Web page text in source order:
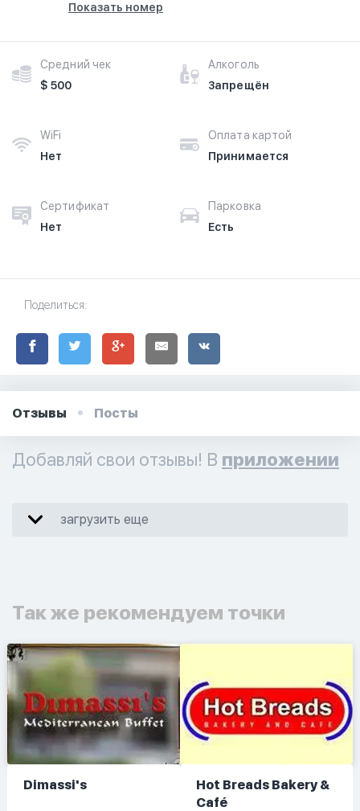
Показать номер
Средний чек
$ 500
Алкоголь
Запрещён
WiFi
Нет
Оплата картой
Принимается
Сертификат
Нет
Парковка
Есть
Поделиться:
Отзывы Посты
Добавляй свои отзывы! В приложении
загрузить еще
Так же рекомендуем точки
Dimassi's
Hot Breads Bakery &
Café